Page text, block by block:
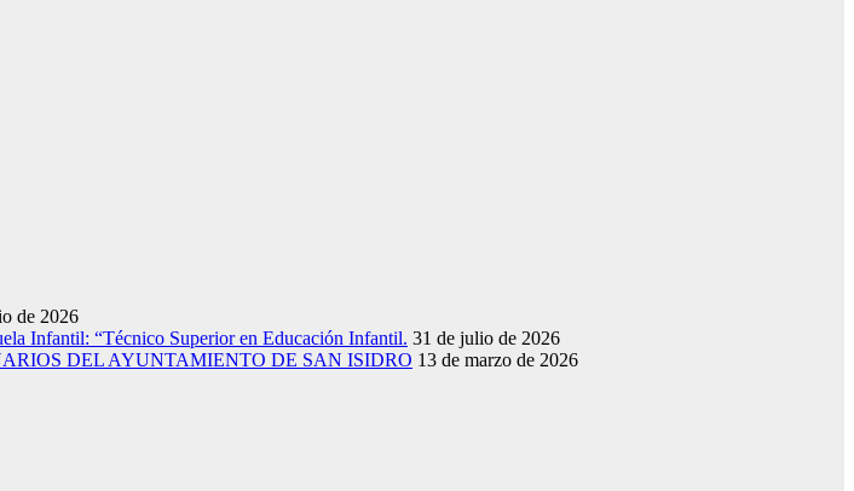
de 2026
Infantil: “Técnico Superior en Educación Infantil. 31 de julio de 2026
DEL AYUNTAMIENTO DE SAN ISIDRO 13 de marzo de 2026